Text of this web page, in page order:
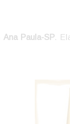
Ana Paula-SP.